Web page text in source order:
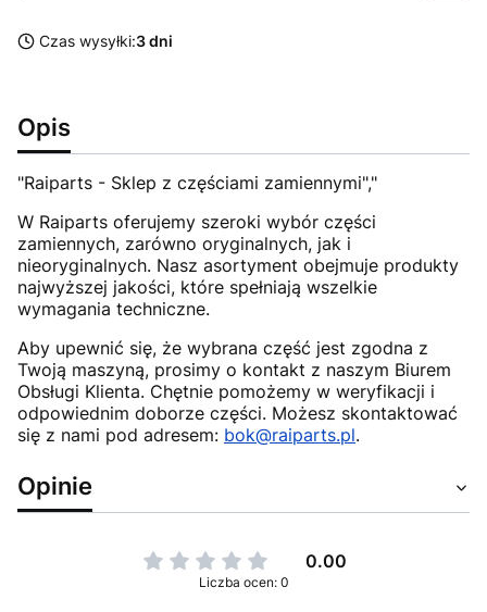
Czas wysyłki:3 dni
Opis
"Raiparts - Sklep z częściami zamiennymi","
W Raiparts oferujemy szeroki wybór części
zamiennych, zarówno oryginalnych, jak i
nieoryginalnych. Nasz asortyment obejmuje produkty
najwyższej jakości, które spełniają wszelkie
wymagania techniczne.
Aby upewnić się, że wybrana część jest zgodna z
Twoją maszyną, prosimy o kontakt z naszym Biurem
Obsługi Klienta. Chętnie pomożemy w weryfikacji i
odpowiednim doborze części. Możesz skontaktować
się z nami pod adresem: bok@raiparts.pl.
Opinie
0.00
Liczba ocen: 0